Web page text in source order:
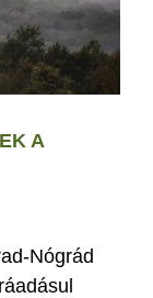
A
Nógrád